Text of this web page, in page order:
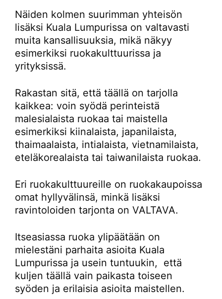
Näiden kolmen suurimman yhteisön
lisäksi Kuala Lumpurissa on valtavasti
muita kansallisuuksia, mikä näkyy
esimerkiksi ruokakulttuurissa ja
yrityksissä.
Rakastan sitä, että täällä on tarjolla
kaikkea: voin syödä perinteistä
malesialaista ruokaa tai maistella
esimerkiksi kiinalaista, japanilaista,
thaimaalaista, intialaista, vietnamilaista,
eteläkorealaista tai taiwanilaista ruokaa.
Eri ruokakulttuureille on ruokakaupoissa
omat hyllyvälinsä, minkä lisäksi
ravintoloiden tarjonta on VALTAVA.
Itseasiassa ruoka ylipäätään on
mielestäni parhaita asioita Kuala
Lumpurissa ja usein tuntuukin, että
kuljen täällä vain paikasta toiseen
syöden ja erilaisia asioita maistellen.